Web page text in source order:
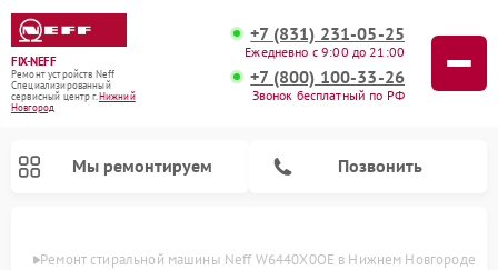
FIX-NEFF
Ремонт устройств Neff
Специализированный
cервисный центр г.Нижний
Новгород
+7 (831) 231-05-25
Ежедневно с 9:00 до 21:00
+7 (800) 100-33-26
Звонок бесплатный по РФ
Мы ремонтируем Позвонить
Ремонт стиральной машины Neff W6440X0OE в Нижнем Новгороде